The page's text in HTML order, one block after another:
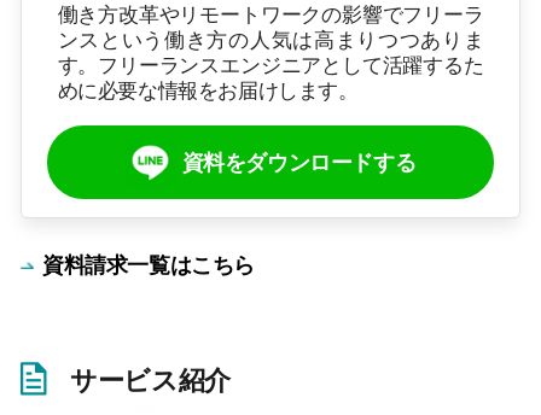
働き方改革やリモートワークの影響でフリーラ
ンスという働き方の人気は高まりつつありま
す。フリーランスエンジニアとして活躍するた
めに必要な情報をお届けします。
資料をダウンロードする
資料請求一覧はこちら
サービス紹介